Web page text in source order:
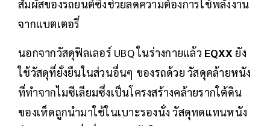
สัมผัสของรถยนต์ซึ่งช่วยลดความต้องการใช้พลังงาน
จากแบตเตอรี่
นอกจากวัสดุฟิลเลอร์ UBQ ในร่างกายแล้ว EQXX ยัง
ใช้วัสดุที่ยั่งยืนในส่วนอื่นๆ ของรถด้วย วัสดุคล้ายหนัง
ที่ทำจากไมซีเลียมซึ่งเป็นโครงสร้างคล้ายรากใต้ดิน
ของเห็ดถูกนำมาใช้ในเบาะรองนั่ง วัสดุทดแทนหนัง